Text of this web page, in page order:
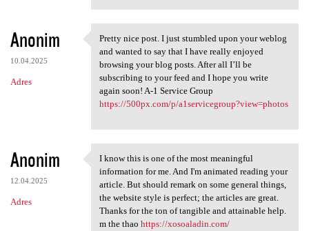
Anonim
10.04.2025
Adres
Pretty nice post. I just
Pretty nice post. I just stumbled upon your weblog
and wanted to say that I have really enjoyed
browsing your blog posts. After all I’ll be
subscribing to your feed and I hope you write
again soon! A-1 Service Group
https://500px.com/p/a1servicegroup?view=photos
Anonim
12.04.2025
Adres
I know this is one of the
I know this is one of the most meaningful
information for me. And I'm animated reading your
article. But should remark on some general things,
the website style is perfect; the articles are great.
Thanks for the ton of tangible and attainable help.
m the thao https://xosoaladin.com/